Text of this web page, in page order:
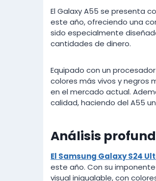
El Galaxy A55 se presenta
este año, ofreciendo una
sido especialmente
cantidades de dinero.
Equipado con un
colores más vivos y negros
en el mercado actual.
calidad, haciendo del A55
Análisis
El Samsung Galaxy S24
este año. Con su imponente
visual inigualable, con